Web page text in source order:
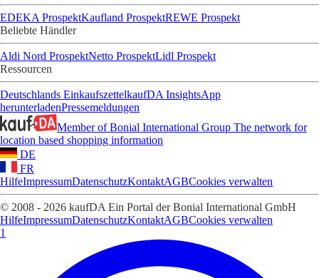
EDEKA ProspektKaufland ProspektREWE Prospekt
Beliebte Händler
Aldi Nord ProspektNetto ProspektLidl Prospekt
Ressourcen
Deutschlands EinkaufszettelkaufDA InsightsApp
herunterladenPressemeldungen
Member of Bonial International Group The network for
location based shopping information
DE
FR
HilfeImpressumDatenschutzKontaktAGBCookies verwalten
© 2008 - 2026 kaufDA Ein Portal der Bonial International GmbH
HilfeImpressumDatenschutzKontaktAGBCookies verwalten
1